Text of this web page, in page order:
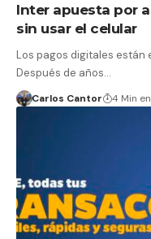
Inter apuesta por
sin usar el celular
Los pagos digitales están
Después de años…
Carlos Cantor 4 Min